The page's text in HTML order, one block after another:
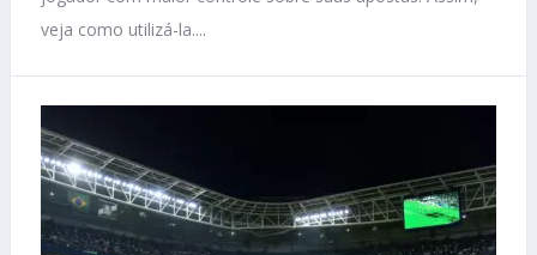
veja como utilizá-la....